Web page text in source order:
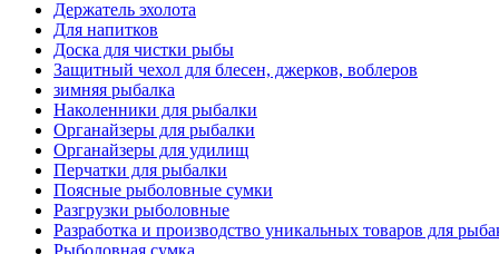
Держатель эхолота
Для напитков
Доска для чистки рыбы
Защитный чехол для блесен, джерков, воблеров
зимняя рыбалка
Наколенники для рыбалки
Органайзеры для рыбалки
Органайзеры для удилищ
Перчатки для рыбалки
Поясные рыболовные сумки
Разгрузки рыболовные
Разработка и производство уникальных товаров для
Рыболовная сумка